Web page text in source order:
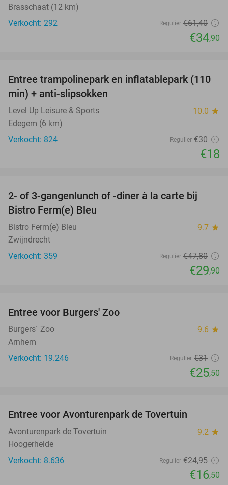
Brasschaat (12 km)
Verkocht: 292
Regulier €61,40
€34,90
40%
Entree trampolinepark en inflatablepark (110
min) + anti-slipsokken
Level Up Leisure & Sports 10.0 star
Edegem (6 km)
Verkocht: 824
Regulier €30
€18
37%
2- of 3-gangenlunch of -diner à la carte bij
Bistro Ferm(e) Bleu
Bistro Ferm(e) Bleu 9.7 star
Zwijndrecht
Verkocht: 359
Regulier €47,80
€29,90
Entree voor Burgers' Zoo
Burgers´ Zoo 9.6 star
Arnhem
Verkocht: 19.246
Regulier €31
€25,50
Entree voor Avonturenpark de Tovertuin
Avonturenpark de Tovertuin 9.2 star
Hoogerheide
Verkocht: 8.636
Regulier €24,95
€16,50